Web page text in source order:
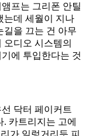
프는 그리폰 안틸
는데 세월이 지나
길을 끄는 건 아무
디오 시스템의
에 투입한다는 것
닥터 페이커트
. 카트리지는 고에
가 일렁거리듯 피